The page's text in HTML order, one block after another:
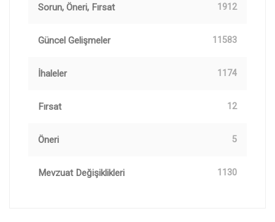
Sorun, Öneri, Fırsat 1912
Güncel Gelişmeler 11583
İhaleler 1174
Fırsat 12
Öneri 5
Mevzuat Değişiklikleri 1130